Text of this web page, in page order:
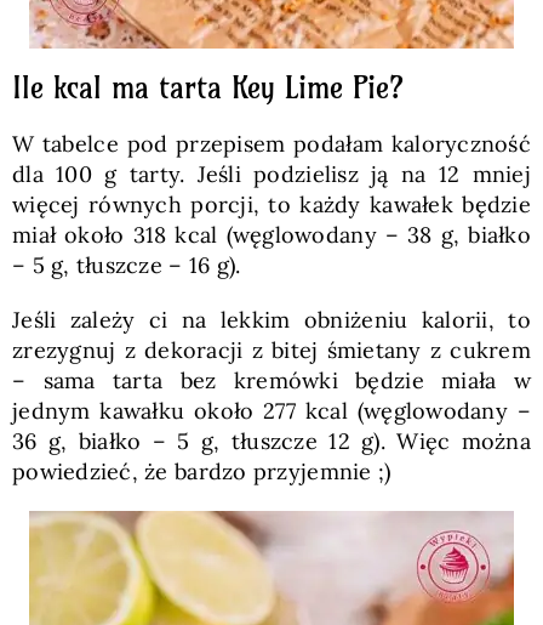
Ile kcal ma tarta Key Lime Pie?
W tabelce pod przepisem podałam kaloryczność
dla 100 g tarty. Jeśli podzielisz ją na 12 mniej
więcej równych porcji, to każdy kawałek będzie
miał około 318 kcal (węglowodany – 38 g, białko
– 5 g, tłuszcze – 16 g).
Jeśli zależy ci na lekkim obniżeniu kalorii, to
zrezygnuj z dekoracji z bitej śmietany z cukrem
– sama tarta bez kremówki będzie miała w
jednym kawałku około 277 kcal (węglowodany –
36 g, białko – 5 g, tłuszcze 12 g). Więc można
powiedzieć, że bardzo przyjemnie ;)